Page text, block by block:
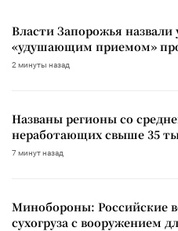
Власти Запорожья
«удушающим приемом»
2 минуты назад
Названы регионы со
неработающих свыше 35
7 минут назад
Минобороны: Российские
сухогруза с вооружением